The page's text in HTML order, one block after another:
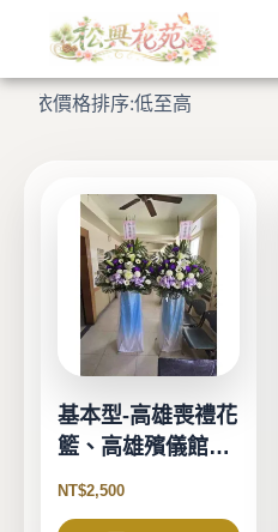
顯示第 1 至 16 項結果，共 20 項
基本型-高雄喪禮花
籃、高雄殯儀館花
籃
NT$2,500